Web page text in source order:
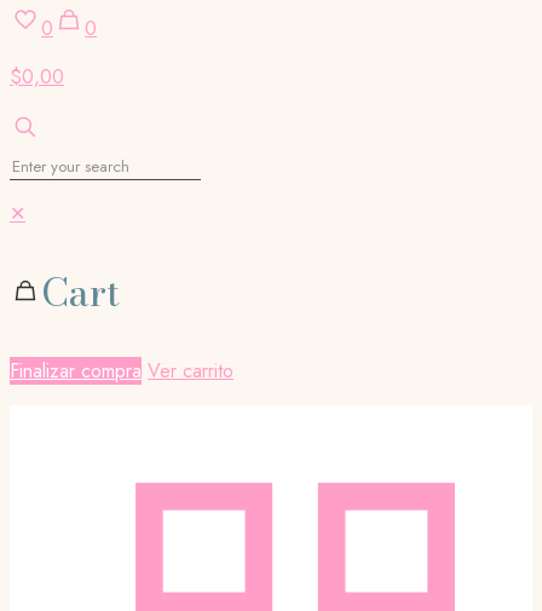
0
0
$0,00
✕
Cart
Finalizar compra Ver carrito